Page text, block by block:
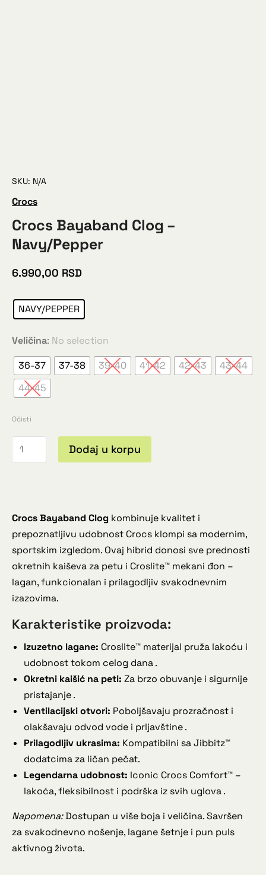
SKU: N/A
Crocs
Crocs Bayaband Clog –
Navy/Pepper
6.990,00 RSD
NAVY/PEPPER
Veličina: No selection
36-37 37-38 39-40 41-42 42-43
43-44
44-45
Očisti
Dodaj u korpu
Crocs Bayaband Clog kombinuje kvalitet i
prepoznatljivu udobnost Crocs klompi sa modernim,
sportskim izgledom. Ovaj hibrid donosi sve prednosti
okretnih kaiševa za petu i Croslite™ mekani đon –
lagan, funkcionalan i prilagodljiv svakodnevnim
izazovima.
Karakteristike proizvoda:
Izuzetno lagane: Croslite™ materijal pruža lakoću i
udobnost tokom celog dana .
Okretni kaišić na peti: Za brzo obuvanje i sigurnije
pristajanje .
Ventilacijski otvori: Poboljšavaju prozračnost i
olakšavaju odvod vode i prljavštine .
Prilagodljiv ukrasima: Kompatibilni sa Jibbitz™
dodatcima za ličan pečat.
Legendarna udobnost: Iconic Crocs Comfort™ –
lakoća, fleksibilnost i podrška iz svih uglova .
Napomena:Dostupan u više boja i veličina. Savršen
za svakodnevno nošenje, lagane šetnje i pun puls
aktivnog života.